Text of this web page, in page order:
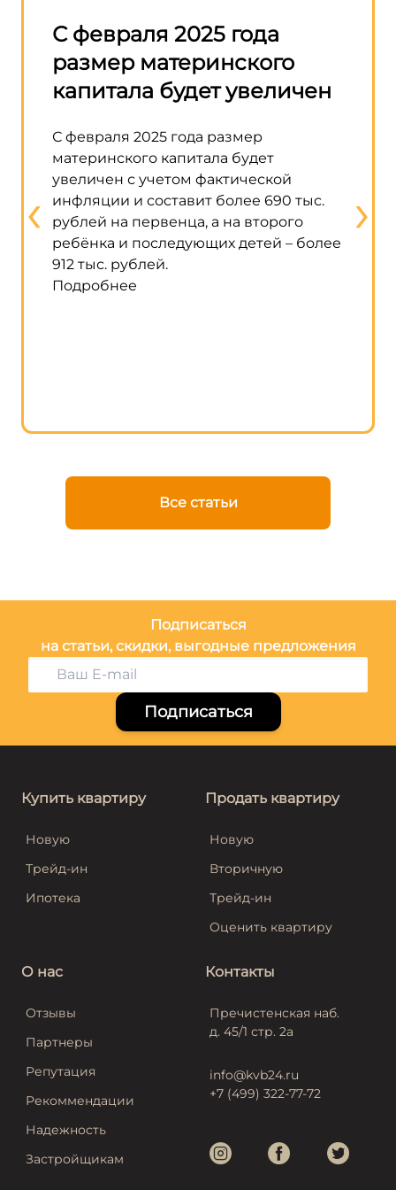
С февраля 2025 года
размер материнского
капитала будет увеличен
С февраля 2025 года размер
материнского капитала будет
увеличен с учетом фактической
инфляции и составит более 690 тыс.
рублей на первенца, а на второго
ребёнка и последующих детей – более
912 тыс. рублей.
Подробнее
‹ ›
Все статьи
Подписаться
на статьи, скидки, выгодные предложения
Подписаться
Купить квартиру
Новую
Трейд-ин
Ипотека
Продать квартиру
Новую
Вторичную
Трейд-ин
Оценить квартиру
О нас
Отзывы
Партнеры
Репутация
Рекоммендации
Надежность
Застройщикам
Контакты
Пречистенская наб.
д. 45/1 стр. 2а
info@kvb24.ru
+7 (499) 322-77-72